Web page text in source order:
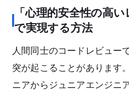
「心理的安全性の高
で実現する方法
人間同士のコードレビュー
突が起こることがあります
ニアからジュニアエンジニ